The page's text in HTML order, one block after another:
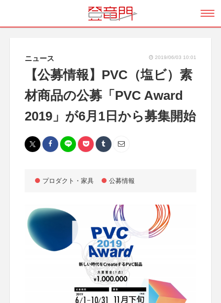
ニュース 2019/06/03 10:01
【公募情報】PVC（塩ビ）素
材商品の公募「PVC Award
2019」が6月1日から募集開始
プロダクト・家具 公募情報